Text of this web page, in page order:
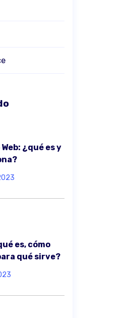
¿qué es y
es, cómo
qué sirve?